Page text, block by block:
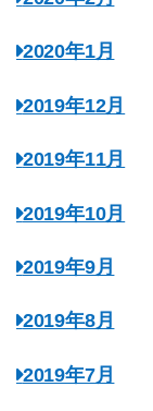
2020年1月
2019年12月
2019年11月
2019年10月
2019年9月
2019年8月
2019年7月